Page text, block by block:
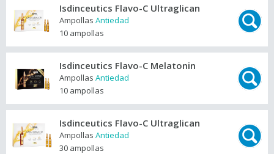
Isdinceutics Flavo-C Ultraglican
Ampollas Antiedad
10 ampollas
Isdinceutics Flavo-C Melatonin
Ampollas Antiedad
10 ampollas
Isdinceutics Flavo-C Ultraglican
Ampollas Antiedad
30 ampollas